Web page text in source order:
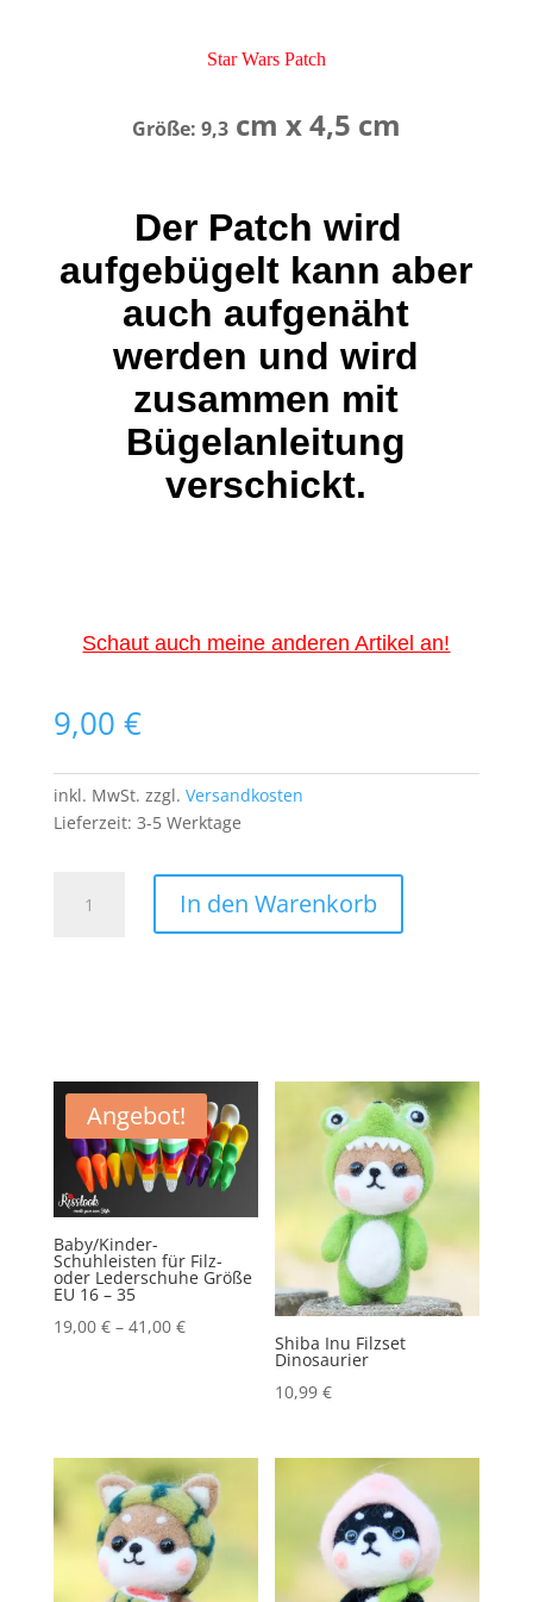
Star Wars Patch
Größe: 9,3cm x 4,5 cm
Der Patch wird
aufgebügelt kann aber
auch aufgenäht
werden und wird
zusammen mit
Bügelanleitung
verschickt.
Schaut auch meine anderen Artikel an!
9,00 €
inkl. MwSt. zzgl. Versandkosten
Lieferzeit: 3-5 Werktage
Wars
Solo
Darth
Vader
Imperium
Menge
In den Warenkorb
Angebot!
Baby/Kinder-
Schuhleisten für Filz-
oder Lederschuhe Größe
EU 16 – 35
19,00 €– 41,00 €
Shiba Inu Filzset
Dinosaurier
10,99€